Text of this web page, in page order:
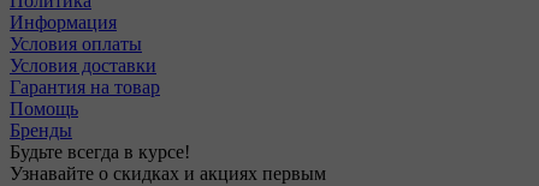
Информация
Условия оплаты
Условия доставки
Гарантия на товар
Помощь
Бренды
Будьте всегда в курсе!
Узнавайте о скидках и акциях первым